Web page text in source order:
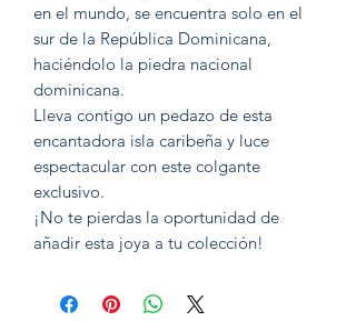
en el mundo, se encuentra solo en el
sur de la República Dominicana,
haciéndolo la piedra nacional
dominicana.
Lleva contigo un pedazo de esta
encantadora isla caribeña y luce
espectacular con este colgante
exclusivo.
¡No te pierdas la oportunidad de
añadir esta joya a tu colección!